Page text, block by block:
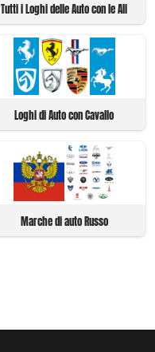
Tutti i Loghi delle Auto con le Ali
Loghi di Auto con Cavallo
Marche di auto Russo